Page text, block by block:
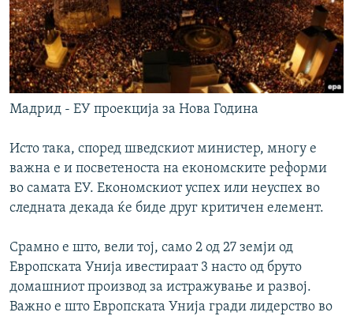
Мадрид - ЕУ проекција за Нова Година
Исто така, според шведскиот министер, многу е
важна е и посветеноста на економските реформи
во самата ЕУ. Економскиот успех или неуспех во
следната декада ќе биде друг критичен елемент.
Срамно е што, вели тој, само 2 од 27 земји од
Европската Унија ивестираат 3 насто од бруто
домашниот производ за истражување и развој.
Важно е што Европската Унија гради лидерство во